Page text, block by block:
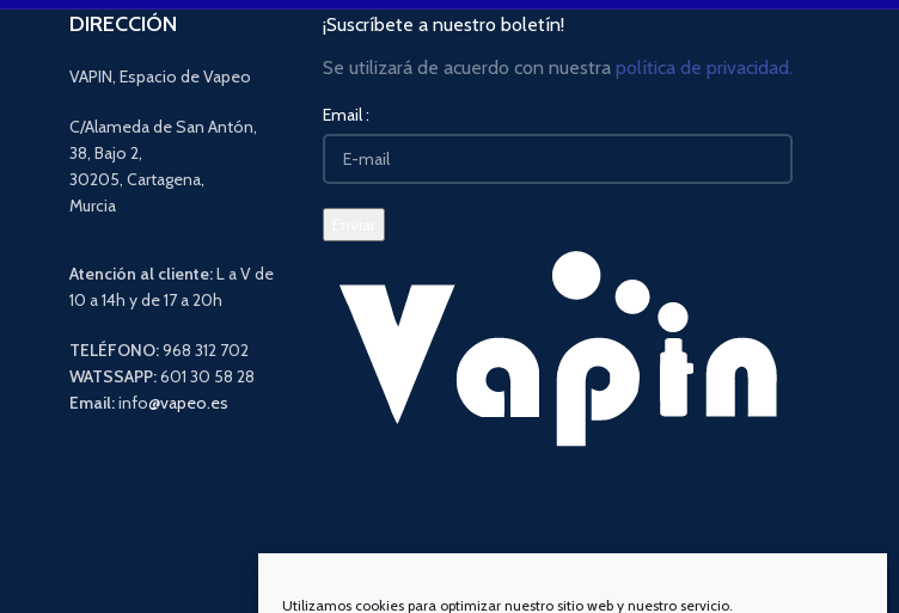
Utilizamos cookies para optimizar nuestro sitio web y nuestro servicio.
DIRECCIÓN
VAPIN, Espacio de Vapeo
C/Alameda de San Antón,
38, Bajo 2,
30205, Cartagena,
Murcia
Atención al cliente:L a V de
10 a 14h y de 17 a 20h
TELÉFONO:968 312 702
WATSSAPP:601 30 58 28
Email:info@vapeo.es
¡Suscríbete a nuestro boletín!
Se utilizará de acuerdo con nuestra política de privacidad.
Email :